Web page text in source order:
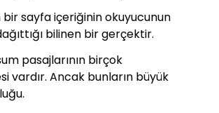
bir sayfa içeriğinin okuyucunun
bilinen bir gerçektir.
pasajlarının birçok
vardır. Ancak bunların büyük